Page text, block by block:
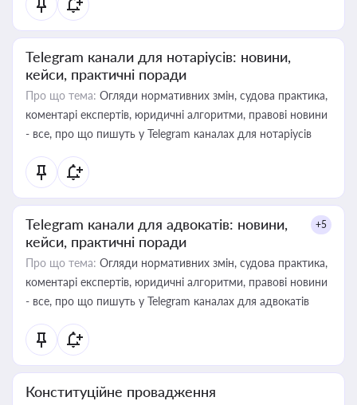
Telegram канали для нотаріусів: новини,
кейси, практичні поради
Про що тема: Огляди нормативних змін, судова практика,
коментарі експертів, юридичні алгоритми, правові новини
- все, про що пишуть у Telegram каналах для нотаріусів
Telegram канали для адвокатів: новини,
кейси, практичні поради
+5
Про що тема: Огляди нормативних змін, судова практика,
коментарі експертів, юридичні алгоритми, правові новини
- все, про що пишуть у Telegram каналах для адвокатів
Конституційне провадження